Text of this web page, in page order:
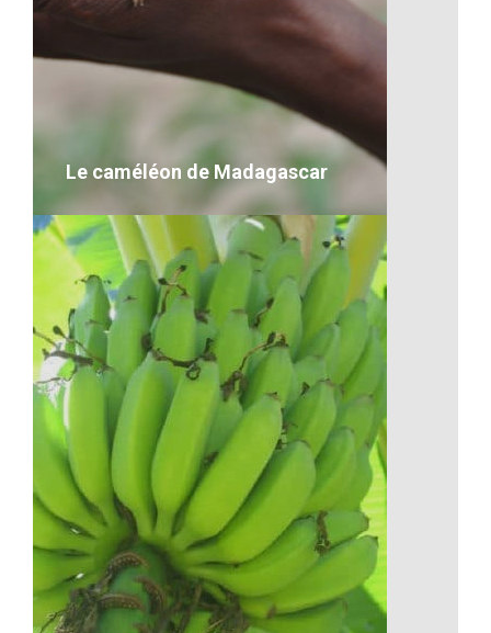
Artisanat-Le travail à Madagascar
Le caméléon de Madagascar
Le caméléon de Madagascar
VOIR LE DÉTAIL